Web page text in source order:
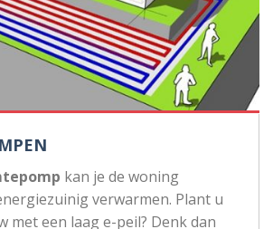
kan je de woning
verwarmen. Plant u
met een laag e-peil? Denk dan